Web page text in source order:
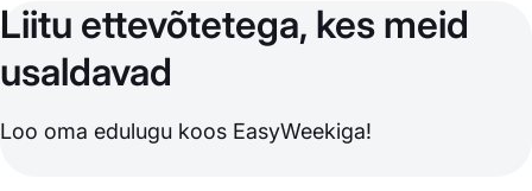
Liitu ettevõtetega, kes meid
usaldavad
Loo oma edulugu koos EasyWeekiga!